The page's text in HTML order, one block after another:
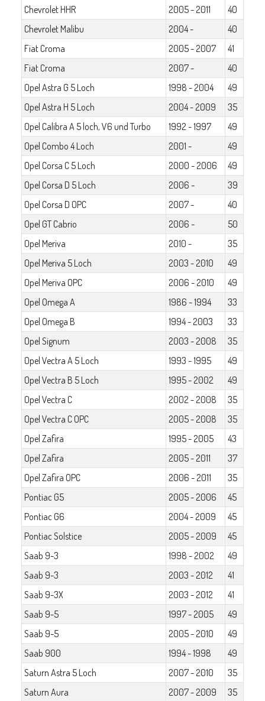
Chevrolet HHR 2005 - 2011
40
Chevrolet Malibu
2004 -
40
Fiat Croma
2005 - 2007
41
Fiat Croma
2007 -
40
Opel Astra G 5 Loch
1998 - 2004
49
Opel Astra H 5 Loch
2004 - 2009
35
Opel Calibra A 5 loch, V6 und Turbo
1992 - 1997
49
Opel Combo 4 Loch
2001 -
49
Opel Corsa C 5 Loch
2000 - 2006
49
Opel Corsa D 5 Loch
2006 -
39
Opel Corsa D OPC
2007 -
40
Opel GT Cabrio
2006 -
50
Opel Meriva
2010 -
35
Opel Meriva 5 Loch
2003 - 2010
49
Opel Meriva OPC
2006 - 2010
49
Opel Omega A
1986 - 1994
33
Opel Omega B
1994 - 2003
33
Opel Signum
2003 - 2008
35
Opel Vectra A 5 Loch
1993 - 1995
49
Opel Vectra B 5 Loch
1995 - 2002
49
Opel Vectra C
2002 - 2008
35
Opel Vectra C OPC
2005 - 2008
35
Opel Zafira
1995 - 2005
43
Opel Zafira
2005 - 2011
37
Opel Zafira OPC
2006 - 2011
35
Pontiac G5
2005 - 2006
45
Pontiac G6
2004 - 2009
45
Pontiac Solstice
2005 - 2009
45
Saab 9-3
1998 - 2002
49
Saab 9-3
2003 - 2012
41
Saab 9-3X
2003 - 2012
41
Saab 9-5
1997 - 2005
49
Saab 9-5
2005 - 2010
49
Saab 900
1994 - 1998
49
Saturn Astra 5 Loch
2007 - 2010
35
Saturn Aura
2007 - 2009
35